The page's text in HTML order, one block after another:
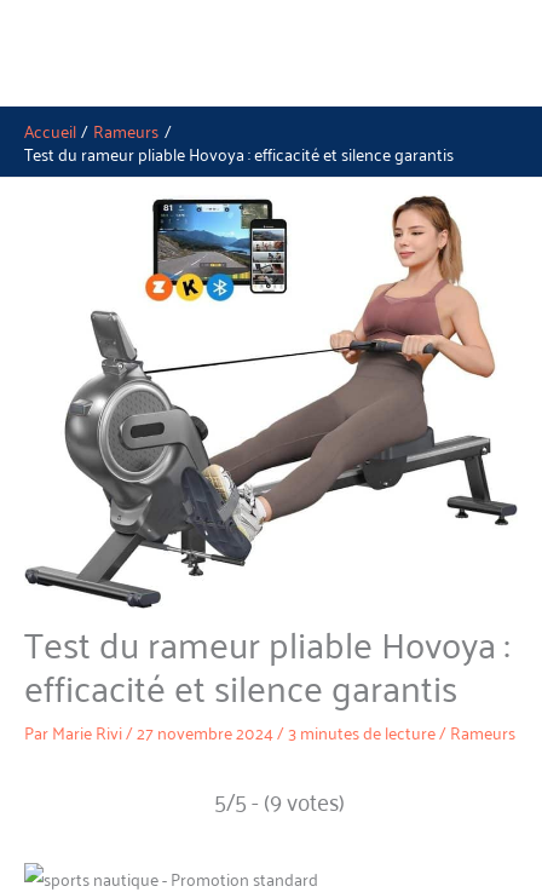
Accueil Rameurs
Test du rameur pliable Hovoya : efficacité et silence garantis
Test du rameur pliable Hovoya :
efficacité et silence garantis
ParMarie Rivi/27 novembre 2024/3 minutes de lecture/Rameurs
5/5 - (9 votes)